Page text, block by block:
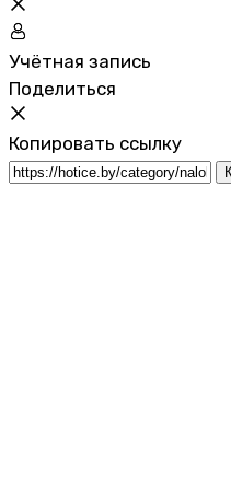
Учётная запись
Поделиться
Копировать ссылку